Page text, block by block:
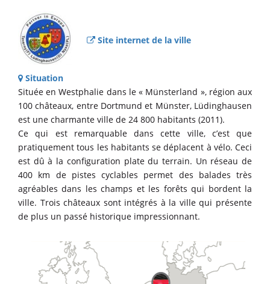
Site internet de la ville
Situation
Située en Westphalie dans le « Münsterland », région aux
100 châteaux, entre Dortmund et Münster, Lüdinghausen
est une charmante ville de 24 800 habitants (2011).
Ce qui est remarquable dans cette ville, c’est que
pratiquement tous les habitants se déplacent à vélo. Ceci
est dû à la configuration plate du terrain. Un réseau de
400 km de pistes cyclables permet des balades très
agréables dans les champs et les forêts qui bordent la
ville. Trois châteaux sont intégrés à la ville qui présente
de plus un passé historique impressionnant.